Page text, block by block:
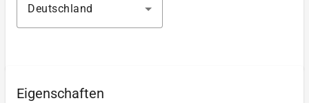
Deutschland
Eigenschaften